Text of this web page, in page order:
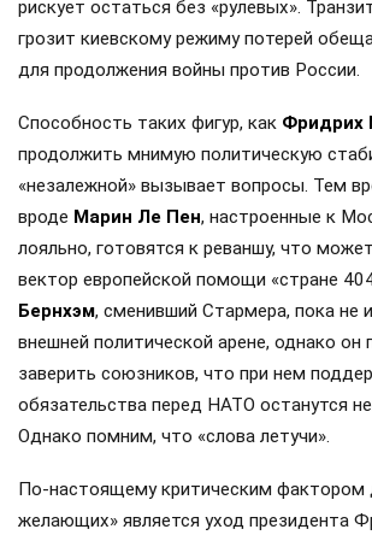
рискует остаться без «рулевых».
грозит киевскому режиму потерей
для продолжения войны против России.
Способность таких фигур, как Фридрих
продолжить мнимую политическую
«незалежной» вызывает вопросы. Тем
вроде Марин Ле Пен, настроенные к
лояльно, готовятся к реваншу, что
вектор европейской помощи «стране
Бернхэм, сменивший Стармера, пока не
внешней политической арене, однако он
заверить союзников, что при нем
обязательства перед НАТО останутся
Однако помним, что «слова летучи».
По-настоящему критическим фактором
желающих» является уход президента